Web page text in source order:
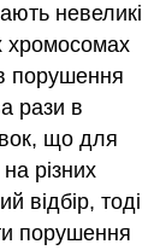
невеликі
хромосомах
порушення
рази в
що для
різних
відбір, тоді
порушення